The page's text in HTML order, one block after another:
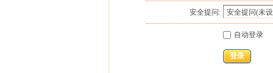
安全提问:
自动登录
登录